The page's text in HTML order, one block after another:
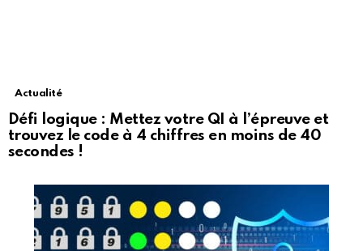
Actualité
Défi logique : Mettez votre QI à l’épreuve et
trouvez le code à 4 chiffres en moins de 40
secondes !